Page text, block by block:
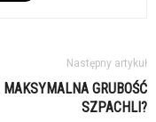
Następny artykuł
GRUBOŚĆ
SZPACHLI?